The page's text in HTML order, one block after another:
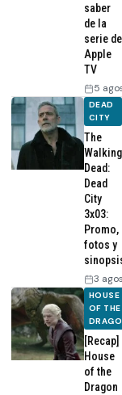
saber
de la
serie de
Apple
TV
5
DEAD
CITY
The
Walking
Dead:
Dead
City
3x03:
Promo,
fotos y
3
HOUSE
OF THE
[Recap]
House
of the
Dragon